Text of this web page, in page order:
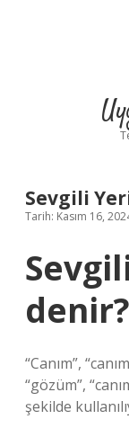
Sevgili
Tarih: Kasım 16,
denir?
“Canım”,
“gözüm”,
şekilde